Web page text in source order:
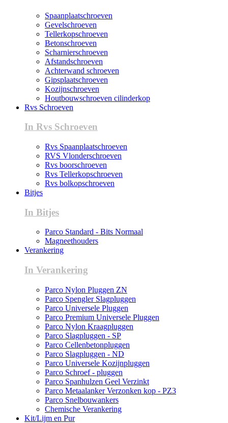
Spaanplaatschroeven
Gevelschroeven
Tellerkopschroeven
Betonschroeven
Scharnierschroeven
Afstandschroeven
Achterwand schroeven
Gipsplaatschroeven
Kozijnschroeven
Houtbouwschroeven cilinderkop
Rvs Schroeven
In Rvs Schroeven
Rvs Spaanplaatschroeven
RVS Vlonderschroeven
Rvs boorschroeven
Rvs Tellerkopschroeven
Rvs bolkopschroeven
Bitjes
In Bitjes
Parco Standard - Bits Normaal
Magneethouders
Verankering
In Verankering
Parco Nylon Pluggen ZN
Parco Spengler Slagpluggen
Parco Universele Pluggen
Parco Premium Universele Pluggen
Parco Nylon Kraagpluggen
Parco Slagpluggen - SP
Parco Cellenbetonpluggen
Parco Slagpluggen - ND
Parco Universele Kozijnpluggen
Parco Schroef - pluggen
Parco Spanhulzen Geel Verzinkt
Parco Metaalanker Verzonken kop - PZ3
Parco Snelbouwankers
Chemische Verankering
Kit/Lijm en Pur